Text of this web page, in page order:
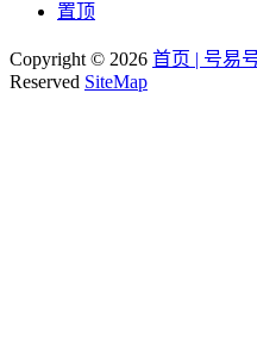
置顶
Copyright © 2026 首页 | 号易
Reserved SiteMap